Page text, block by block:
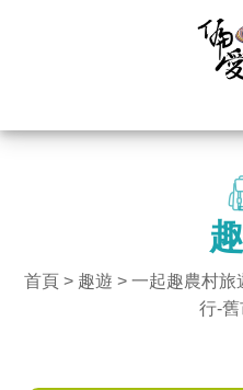
首頁 > 趣遊 > 一起趣農村旅
行-